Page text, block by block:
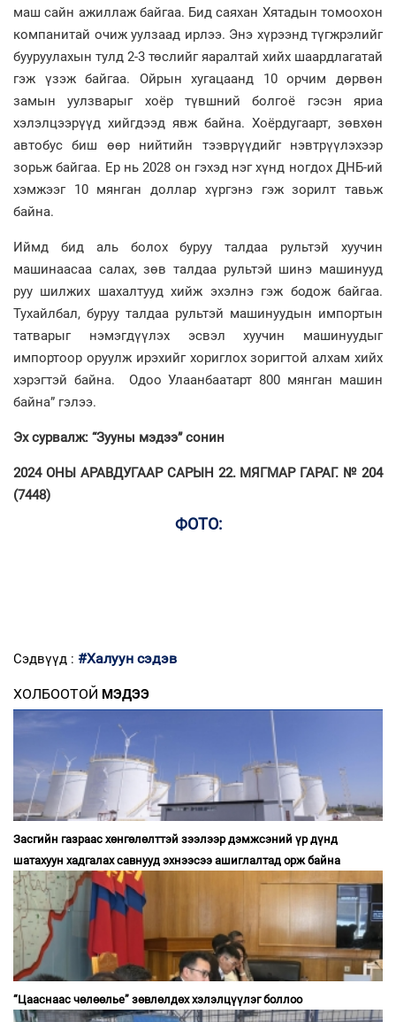
маш сайн ажиллаж байгаа. Бид саяхан Хятадын томоохон
компанитай очиж уулзаад ирлээ. Энэ хүрээнд түгжрэлийг
бууруулахын тулд 2-3 төслийг яаралтай хийх шаардлагатай
гэж үзэж байгаа. Ойрын хугацаанд 10 орчим дөрвөн
замын уулзварыг хоёр түвшний болгоё гэсэн яриа
хэлэлцээрүүд хийгдээд явж байна. Хоёрдугаарт, зөвхөн
автобус биш өөр нийтийн тээврүүдийг нэвтрүүлэхээр
зорьж байгаа. Ер нь 2028 он гэхэд нэг хүнд ногдох ДНБ-ий
хэмжээг 10 мянган доллар хүргэнэ гэж зорилт тавьж
байна.
Иймд бид аль болох буруу талдаа рультэй хуучин
машинаасаа салах, зөв талдаа рультэй шинэ машинууд
руу шилжих шахалтууд хийж эхэлнэ гэж бодож байгаа.
Тухайлбал, буруу талдаа рультэй машинуудын импортын
татварыг нэмэгдүүлэх эсвэл хуучин машинуудыг
импортоор оруулж ирэхийг хориглох зоригтой алхам хийх
хэрэгтэй байна. Одоо Улаанбаатарт 800 мянган машин
байна” гэлээ.
Эх сурвалж: “Зууны мэдээ” сонин
2024 ОНЫ АРАВДУГААР САРЫН 22. МЯГМАР ГАРАГ. № 204
(7448)
ФОТО:
Сэдвүүд : #Халуун сэдэв
ХОЛБООТОЙ МЭДЭЭ
Засгийн газраас хөнгөлөлттэй зээлээр дэмжсэний үр дүнд
шатахуун хадгалах савнууд эхнээсээ ашиглалтад орж байна
“Цааснаас чөлөөлье” зөвлөлдөх хэлэлцүүлэг боллоо